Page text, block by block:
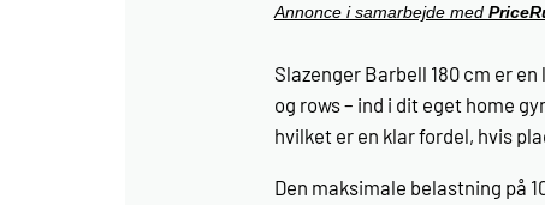
Annonce i samarbejde med
Slazenger Barbell 180 cm er
og rows – ind i dit eget home
hvilket er en klar fordel, hvis
Den maksimale belastning på